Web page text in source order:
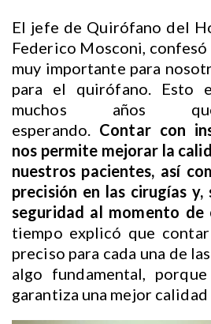
El jefe de Quirófano del
Federico Mosconi, confesó
muy importante para
para el quirófano. Esto
muchos años
esperando. Contar con
nos permite mejorar la
nuestros pacientes, así
precisión en las cirugías
seguridad al momento de
tiempo explicó que
preciso para cada una de
algo fundamental,
garantiza una mejor